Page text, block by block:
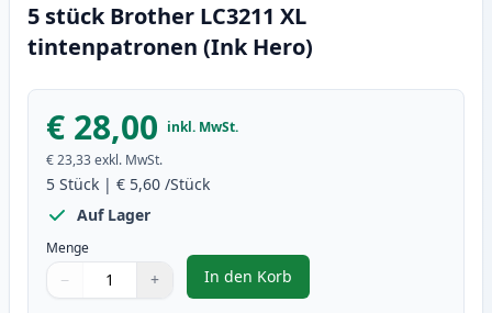
5 stück Brother LC3211 XL
tintenpatronen (Ink Hero)
€ 28,00 inkl. MwSt.
€ 23,33exkl. MwSt.
5 Stück | € 5,60 /Stück
Auf Lager
Menge
Verwenden Sie die Tasten, um anzupassen
− +
1
In den Korb
, 5 stück Brother LC3211 XL